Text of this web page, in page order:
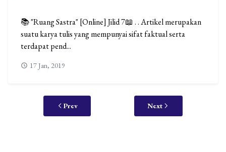
📚 "Ruang Sastra" [Online] Jilid 7📖 . . Artikel merupakan
suatu karya tulis yang mempunyai sifat faktual serta
terdapat pend...
17 Jan, 2019
Prev Next